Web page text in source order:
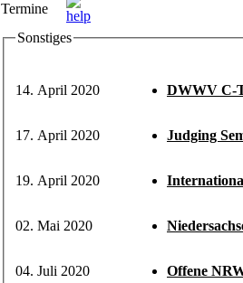
Termine
Sonstiges
14. April 2020 DWWV C-
17. April 2020 Judging
19. April 2020
02. Mai 2020
04. Juli 2020 Offene